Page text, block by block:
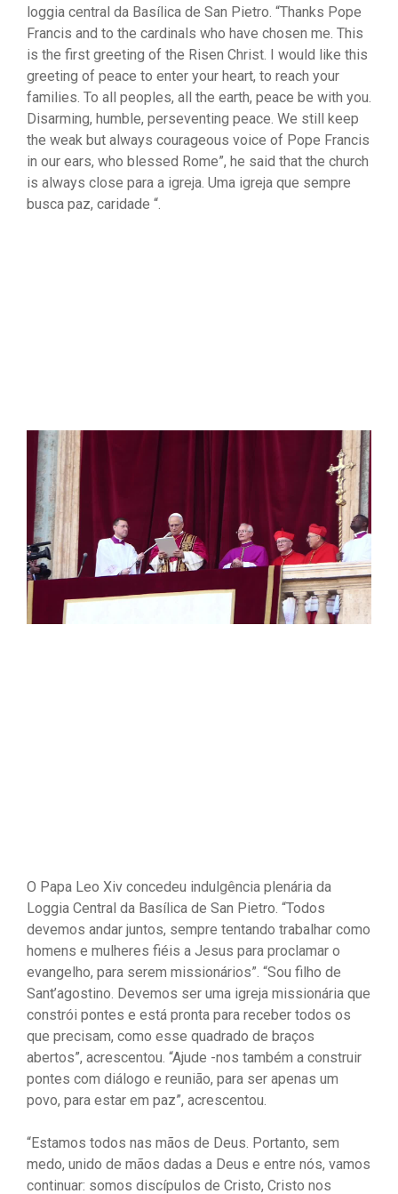
loggia central da Basílica de San Pietro. “Thanks Pope
Francis and to the cardinals who have chosen me. This
is the first greeting of the Risen Christ. I would like this
greeting of peace to enter your heart, to reach your
families. To all peoples, all the earth, peace be with you.
Disarming, humble, perseventing peace. We still keep
the weak but always courageous voice of Pope Francis
in our ears, who blessed Rome”, he said that the church
is always close para a igreja. Uma igreja que sempre
busca paz, caridade “.
O Papa Leo Xiv concedeu indulgência plenária da
Loggia Central da Basílica de San Pietro. “Todos
devemos andar juntos, sempre tentando trabalhar como
homens e mulheres fiéis a Jesus para proclamar o
evangelho, para serem missionários”. “Sou filho de
Sant’agostino. Devemos ser uma igreja missionária que
constrói pontes e está pronta para receber todos os
que precisam, como esse quadrado de braços
abertos”, acrescentou. “Ajude -nos também a construir
pontes com diálogo e reunião, para ser apenas um
povo, para estar em paz”, acrescentou.
“Estamos todos nas mãos de Deus. Portanto, sem
medo, unido de mãos dadas a Deus e entre nós, vamos
continuar: somos discípulos de Cristo, Cristo nos